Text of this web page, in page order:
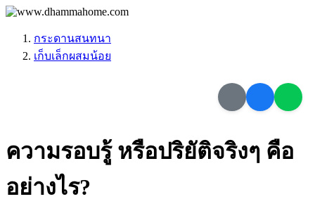
กระดานสนทนา
เก็บเล็กผสมน้อย
ความรอบรู้ หรือปริยัติจริงๆ คือ
อย่างไร?